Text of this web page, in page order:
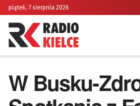
piątek, 7 sierpnia 2026
W Busku-